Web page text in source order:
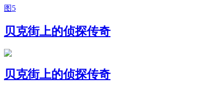
图5
贝克街上的侦探传奇
贝克街上的侦探传奇